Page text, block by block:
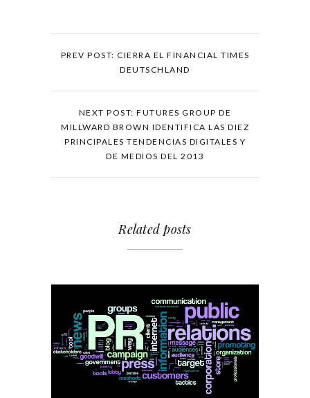
PREV POST: CIERRA EL FINANCIAL TIMES
DEUTSCHLAND
NEXT POST: FUTURES GROUP DE
MILLWARD BROWN IDENTIFICA LAS DIEZ
PRINCIPALES TENDENCIAS DIGITALES Y
DE MEDIOS DEL 2013
Related posts